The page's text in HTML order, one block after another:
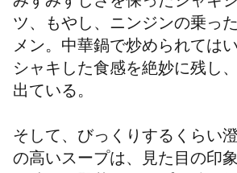
みずみずしさを保ったシャキ
ツ、もやし、ニンジンの乗っ
メン。中華鍋で炒められては
シャキした食感を絶妙に残し
出ている。
そして、びっくりするくらい
の高いスープは、見た目の印